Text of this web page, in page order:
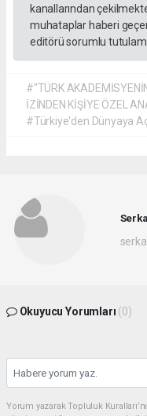
kanallarından
muhataplar haberi
editörü sorumlu
#"TÜRK
İZİNDEN KİŞİYE ÖZEL
#Türkiye'den Dünyaya
Okuyucu Yorumları (0)
Yorum yazarak Topluluk